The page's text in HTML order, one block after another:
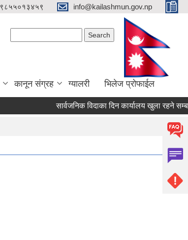
९८५५०१३४५९ info@kailashmun.gov.np
कानून संग्रह ग्यालरी भिलेज प्रोफाईल
सार्वजनिक विदाका दिन कार्यालय खुला रहने सम्बन्धी